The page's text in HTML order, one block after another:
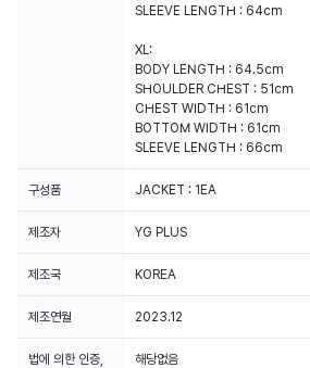
SLEEVE LENGTH : 64cm
XL:
BODY LENGTH : 64.5cm
SHOULDER CHEST : 51cm
CHEST WIDTH : 61cm
BOTTOM WIDTH : 61cm
SLEEVE LENGTH : 66cm
구성품 JACKET : 1EA
제조자 YG PLUS
제조국 KOREA
제조연월 2023.12
법에 의한 인증,
해당없음